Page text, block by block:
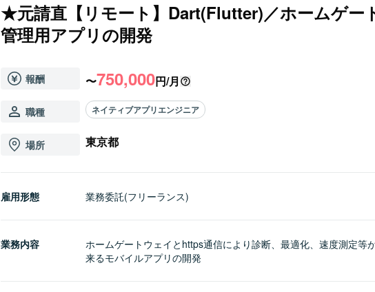
★元請直【リモート】Dart(Flutter)／ホームゲー
管理用アプリの開発
報酬 〜750,000円/月
職種 ネイティブアプリエンジニア
場所 東京都
雇用形態 業務委託(フリーランス)
業務内容
ホームゲートウェイとhttps通信により診断、最適化、速度測定等
来るモバイルアプリの開発